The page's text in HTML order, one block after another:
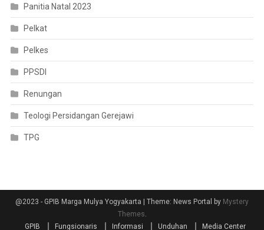
Panitia Natal 2023
Pelkat
Pelkes
PPSDI
Renungan
Teologi Persidangan Gerejawi
TPG
@2023 - GPIB Marga Mulya Yogyakarta | Theme: News Portal by Mystery
Themes
GPIB
Fungsionaris Informasi Unduhan Media Center